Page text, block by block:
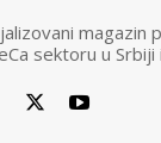
magazin
sektoru u Srbiji